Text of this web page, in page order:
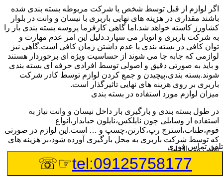
اگر لوازم از قبل توسط شخص یا شرکت مربوطه بسته بندی شده
باشند مقداری در هزینه های نهایی باربری با نیسان و وانت در بلوار
کشاورز کاسته خواهد شد.اما گاهی کارفرما پروسه بسته بندی بار را
به شرکت باربری و اتوبار می سپارد.دلیل این امر عدم مهارت و
توان کافی در بسته بندی یا عدم داشتن زمان کافی است.گاهی نیز
لوازمی که جابه جا می شوند از حساسیت ویژه ای برخوردار هستند
و باید به صورتی دقیق و اصولی توسط افرادی حرفه ای بسته بندی
شوند.بسته بندی،پیچیدن و جمع کردن لوازم توسط کادر شرکت
باربری بر روی هزینه های نهایی تاثیرگذار است.
میزان لوازم مورد استفاده در بسته بندی
در طول بسته بندی و بارگیری بار داخل نیسان و وانت نیاز به
استفاده از وسایلی چون نایلکس،نایلون حبابدار،انواع
فوم،طناب،استرچ رپ،کارتن،چسپ و … است.این لوازم در صورتی
که توسط شرکت باربری به محل بارگیری آورده شود،بر هزینه های
نهایی می افزاید.
چیدمان بار و اثاث
تلفن تماس فوری
tel:09125758177
☞☏